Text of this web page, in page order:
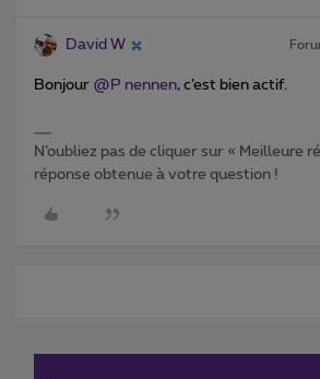
David W
Bonjour @P nennen, c’est bien actif.
N’oubliez pas de cliquer sur « Meilleure
réponse obtenue à votre question !